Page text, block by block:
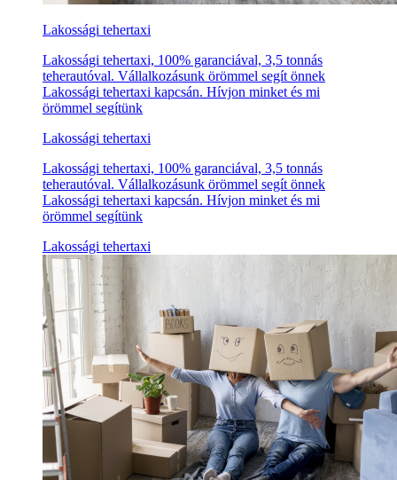
Lakossági tehertaxi
Lakossági tehertaxi, 100% garanciával, 3,5 tonnás
teherautóval. Vállalkozásunk örömmel segít önnek
Lakossági tehertaxi kapcsán. Hívjon minket és mi
örömmel segítünk
Lakossági tehertaxi
Lakossági tehertaxi, 100% garanciával, 3,5 tonnás
teherautóval. Vállalkozásunk örömmel segít önnek
Lakossági tehertaxi kapcsán. Hívjon minket és mi
örömmel segítünk
Lakossági tehertaxi